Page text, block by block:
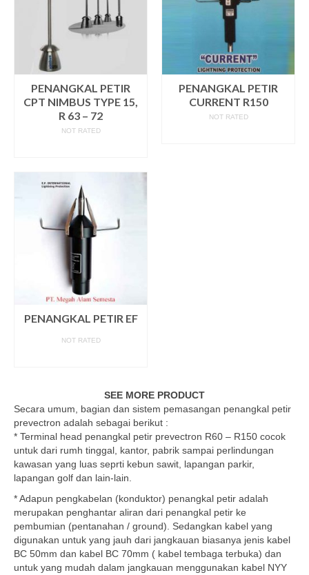
PENANGKAL PETIR
CPT NIMBUS TYPE 15,
R 63 – 72
NOT RATED
PENANGKAL PETIR
CURRENT R150
NOT RATED
PENANGKAL PETIR EF
NOT RATED
SEE MORE PRODUCT
Secara umum, bagian dan sistem pemasangan penangkal petir
prevectron adalah sebagai berikut :
* Terminal head penangkal petir prevectron R60 – R150 cocok
untuk dari rumh tinggal, kantor, pabrik sampai perlindungan
kawasan yang luas seprti kebun sawit, lapangan parkir,
lapangan golf dan lain-lain.
* Adapun pengkabelan (konduktor) penangkal petir adalah
merupakan penghantar aliran dari penangkal petir ke
pembumian (pentanahan / ground). Sedangkan kabel yang
digunakan untuk yang jauh dari jangkauan biasanya jenis kabel
BC 50mm dan kabel BC 70mm ( kabel tembaga terbuka) dan
untuk yang mudah dalam jangkauan menggunakan kabel NYY